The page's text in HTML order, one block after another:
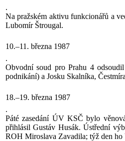
.
Na pražském aktivu funkcionářů a
Lubomír Štrougal.
10.–11. března 1987
.
Obvodní soud pro Prahu 4
podnikání) a Josku Skalníka,
18.–19. března 1987
.
Páté zasedání ÚV KSČ bylo
přihlásil Gustáv Husák. Ústřední
ROH Miroslava Zavadila; týž den